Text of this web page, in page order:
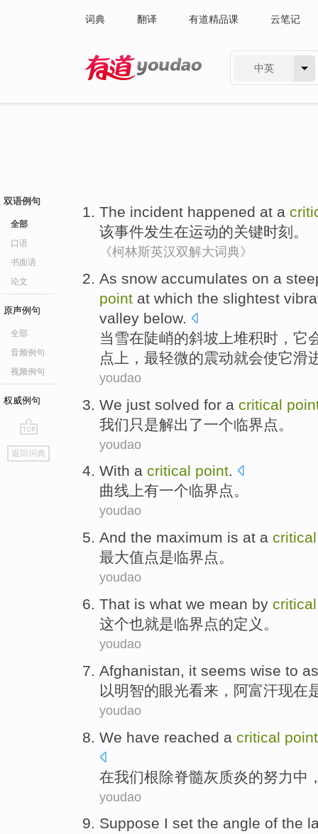
词典 翻译 有道精品课 云笔记
中英
双语例句
全部
口语
书面语
论文
原声例句
全部
音频例句
视频例句
权威例句
go
top
返回词典
The incident happened at a
该事件发生在运动的关键时刻 。
《柯林斯英汉双解大词典》
As snow accumulates on a
point at which the slightest
valley below.
当 雪在陡峭的斜坡上堆积时 ， 它
点上， 最轻微的震动就会使它滑
youdao
We just solved for a critical
我们 只是解出了一个临界点 。
youdao
With a critical point.
曲线上有一个临界点。
youdao
And the maximum is at a
最大值点是临界点。
youdao
That is what we mean by critical
这个也就是临界点的定义。
youdao
Afghanistan, it seems wise to
以明智的眼光看来 ， 阿富汗现在
youdao
We have reached a critical point
在我们根除脊髓灰质炎的努力中
youdao
Suppose I set the angle of the